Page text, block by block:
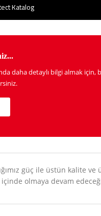
Katalog
daha detaylı bilgi almak için,
güç ile üstün kalite ve
içinde olmaya devam